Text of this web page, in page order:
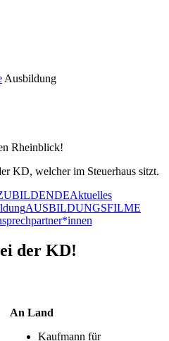
Ausbildung
Rheinblick!
Aktuelles
AUSBILDUNGSFILME
der KD!
An Land
Kaufmann für